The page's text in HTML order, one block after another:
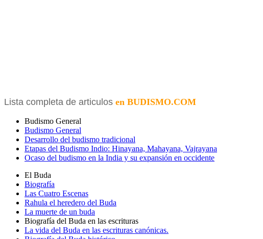
Lista completa de articulos en BUDISMO.COM
Budismo General
Budismo General
Desarrollo del budismo tradicional
Etapas del Budismo Indio: Hinayana, Mahayana, Vajrayana
Ocaso del budismo en la India y su expansión en occidente
El Buda
Biografía
Las Cuatro Escenas
Rahula el heredero del Buda
La muerte de un buda
Biografía del Buda en las escrituras
La vida del Buda en las escrituras canónicas.